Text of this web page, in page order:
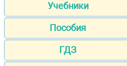
Учебники
Пособия
ГДЗ